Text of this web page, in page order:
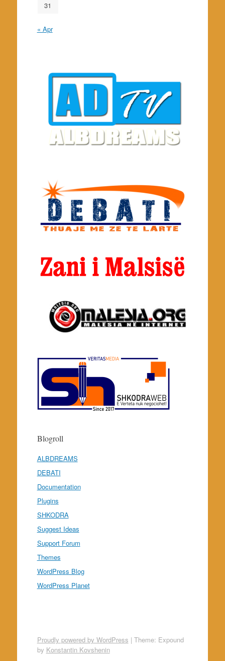
31
« Apr
Blogroll
ALBDREAMS
DEBATI
Documentation
Plugins
SHKODRA
Suggest Ideas
Support Forum
Themes
WordPress Blog
WordPress Planet
Proudly powered by WordPress | Theme: Expound
by Konstantin Kovshenin